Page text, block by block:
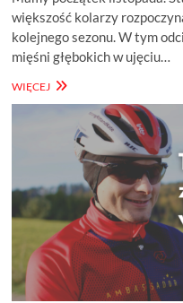
większość kolarzy
kolejnego sezonu. W tym
mięśni głębokich w ujęciu…
WIĘCEJDDR
TRENING
KOLARSKI
MIĘŚNIE
GŁĘBOKIE